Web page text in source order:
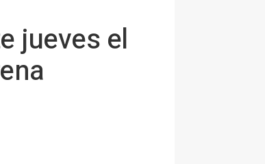
jueves el